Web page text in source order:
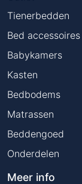
Tienerbedden
Bed accessoires
Babykamers
Kasten
Bedbodems
Matrassen
Beddengoed
Onderdelen
Meer info